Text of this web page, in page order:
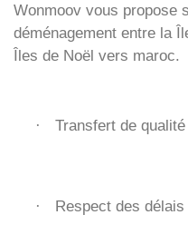
Wonmoov vous propose
déménagement entre la
Îles de Noël vers maroc.
· Transfert de qualité
· Respect des délais